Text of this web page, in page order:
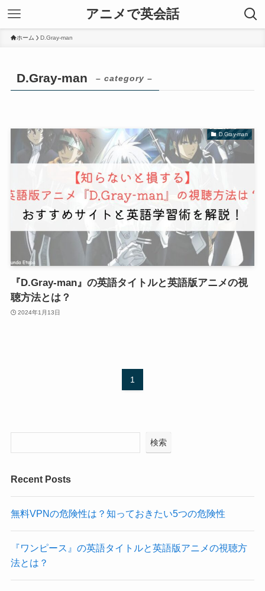
アニメで英会話
ホーム D.Gray-man
D.Gray-man – category –
D.Gray-man
『D.Gray-man』の英語タイトルと英語版アニメの視
聴方法とは？
2024年1月13日
1
検索
Recent Posts
無料VPNの危険性は？知っておきたい5つの危険性
『ワンピース』の英語タイトルと英語版アニメの視聴方
法とは？